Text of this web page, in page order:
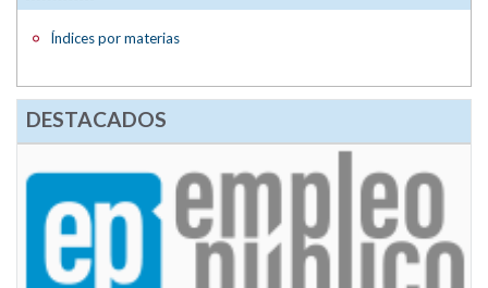
Índices por materias
DESTACADOS